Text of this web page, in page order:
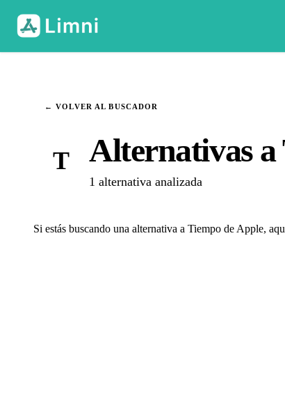
← VOLVER AL BUSCADOR
T Alternativas a
1 alternativa analizada
Si estás buscando una alternativa a Tiempo de Apple,